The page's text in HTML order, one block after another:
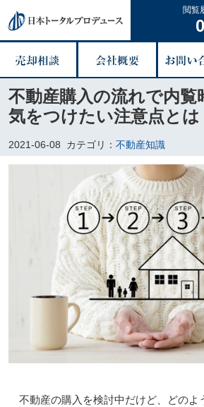
閲覧
0
不動産購入の流れで内覧
気をつけたい注意点とは
2021-06-08 カテゴリ： 不動産知識
不動産の購入を検討中だけど、どのよ